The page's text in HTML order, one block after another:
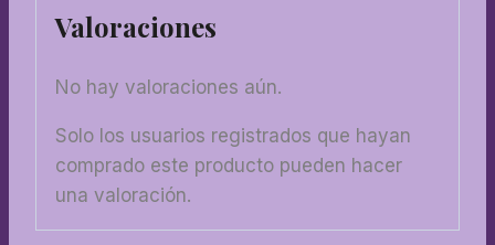
Valoraciones
No hay valoraciones aún.
Solo los usuarios registrados que hayan
comprado este producto pueden hacer
una valoración.